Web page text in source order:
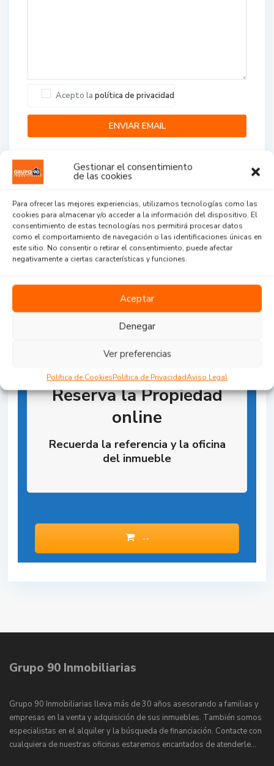
Gestionar el consentimiento
de las cookies
Para ofrecer las mejores experiencias, utilizamos tecnologías como las
cookies para almacenar y/o acceder a la información del dispositivo. El
consentimiento de estas tecnologías nos permitirá procesar datos
como el comportamiento de navegación o las identificaciones únicas en
este sitio. No consentir o retirar el consentimiento, puede afectar
negativamente a ciertas características y funciones.
Aceptar
Denegar
Ver preferencias
Política de CookiesPolítica de PrivacidadAviso Legal
Acepto la política de privacidad
Agent Reviews
...
Reserva la Propiedad
online
Recuerda la referencia y la oficina
del inmueble
--
Grupo 90 Inmobiliarias
Grupo 90 Inmobiliarias lleva más de 30 años asesorando a familias y
empresas en la venta y adquisición de sus inmuebles. También somos
especialistas en el alquiler y la búsqueda de financiación. Contacte con
cualquiera de nuestras oficinas estaremos encantados de atenderle…